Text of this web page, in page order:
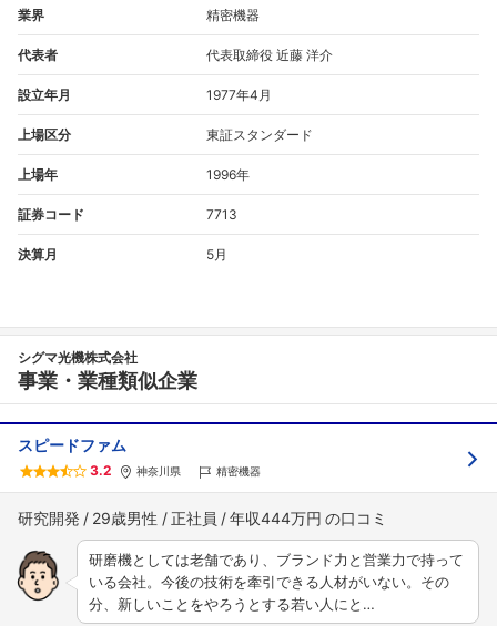
業界 精密機器
代表者 代表取締役 近藤 洋介
設立年月 1977年4月
上場区分 東証スタンダード
上場年 1996年
証券コード 7713
決算月 5月
シグマ光機株式会社
事業・業種類似企業
スピードファム
3.2 神奈川県 精密機器
研究開発 29歳男性 正社員 年収444万円
研磨機としては老舗であり、ブランド力と営業力で持って
いる会社。今後の技術を牽引できる人材がいない。その
分、新しいことをやろうとする若い人にと…